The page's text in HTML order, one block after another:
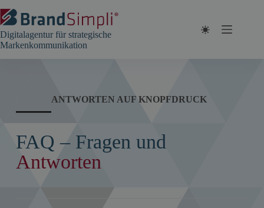
Inhalt
springen
Digitalagentur für strategische
Markenkommunikation
ANTWORTEN AUF KNOPFDRUCK
FAQ – Fragen und
Antworten